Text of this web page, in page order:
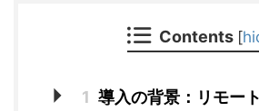
Contents [
1 導入の背景：リモー